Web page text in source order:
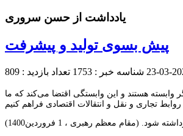
یادداشت از حسن سروری
پیش بسوی تولید و پیشرفت
2021- شناسه خبر : 1753 تعداد بازدید : 809
وابسته هستند و این وابستگی اقتضا می‌کند که ما